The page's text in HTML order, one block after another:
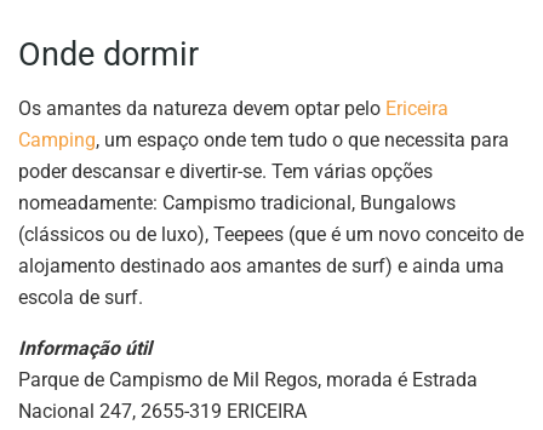
Onde dormir
Os amantes da natureza devem optar pelo Ericeira
Camping, um espaço onde tem tudo o que necessita para
poder descansar e divertir-se. Tem várias opções
nomeadamente: Campismo tradicional, Bungalows
(clássicos ou de luxo), Teepees (que é um novo conceito de
alojamento destinado aos amantes de surf) e ainda uma
escola de surf.
Informação útil
Parque de Campismo de Mil Regos, morada é Estrada
Nacional 247, 2655-319 ERICEIRA